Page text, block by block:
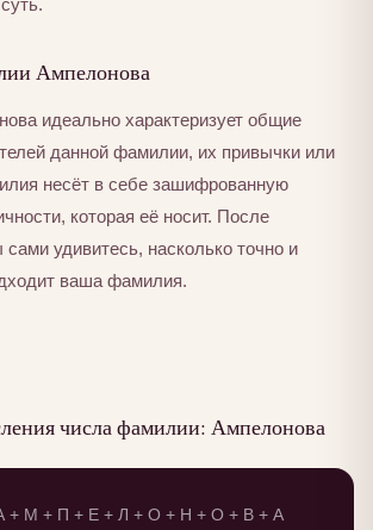
Ампелонова
идеально характеризует общие
данной фамилии, их привычки или
несёт в себе зашифрованную
которая её носит. После
удивитесь, насколько точно и
ваша фамилия.
числа фамилии: Ампелонова
+ М + П + Е + Л + О + Н + О + В + А